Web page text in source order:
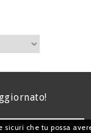
che tu possa